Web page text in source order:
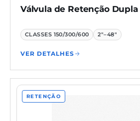
Válvula de Retenção
CLASSES 150/300/600 2"–48"
VER DETALHES
RETENÇÃO